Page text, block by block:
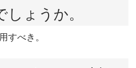
ょうか。
すべき。